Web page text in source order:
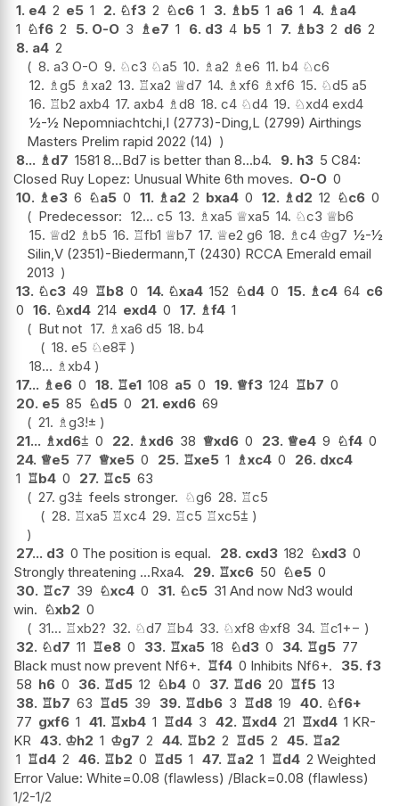
1. e4 2 e5 1 2. ♘f3 2 ♘c6 1 3. ♗ b5 1 a6 1 4. ♗ a4
1 ♘f6 2 5. O-O 3 ♗ e7 1 6. d3 4 b5 1 7. ♗ b3 2 d6 2
8. a4 2
8. a3 O-O 9. ♘c3 ♘a5 10. ♗a2 ♗e6 11. b4 ♘c6
12. ♗g5 ♗ xa2 13. ♖xa2 ♕d7 14. ♗ xf6 ♗ xf6 15. ♘d5 a5
16. ♖b2 axb4 17. axb4 ♗d8 18. c4 ♘d4 19. ♘xd4 exd4
½-½ Nepomniachtchi,I (2773)-Ding,L (2799) Airthings
Masters Prelim rapid 2022 (14)
8... ♗ d7 1581 8...Bd7 is better than 8...b4. 9. h3 5 C84:
Closed Ruy Lopez: Unusual White 6th moves. O-O 0
10. ♗ e3 6 ♘a5 0 11. ♗ a2 2 bxa4 0 12. ♗ d2 12 ♘c6 0
Predecessor: 12... c5 13. ♗ xa5 ♕xa5 14. ♘c3 ♕b6
15. ♕d2 ♗b5 16. ♖fb1 ♕b7 17. ♕e2 g6 18. ♗c4 ♔g7 ½-½
Silin,V (2351)-Biedermann,T (2430) RCCA Emerald email
2013
13. ♘c3 49 ♖b8 0 14. ♘xa4 152 ♘d4 0 15. ♗ c4 64 c6
0 16. ♘xd4 214 exd4 0 17. ♗f4 1
But not 17. ♗ xa6 d5 18. b4
18. e5 ♘e8⩱
18... ♗ xb4
17... ♗ e6 0 18. ♖e1 108 a5 0 19. ♕f3 124 ♖b7 0
20. e5 85 ♘d5 0 21. exd6 69
21. ♗g3!±
21... ♗xd6⩲ 0 22. ♗xd6 38 ♕xd6 0 23. ♕e4 9 ♘f4 0
24. ♕e5 77 ♕xe5 0 25. ♖xe5 1 ♗xc4 0 26. dxc4
1 ♖b4 0 27. ♖c5 63
27. g3⩲ feels stronger. ♘g6 28. ♖c5
28. ♖xa5 ♖xc4 29. ♖c5 ♖xc5⩲
27... d3 0 The position is equal. 28. cxd3 182 ♘xd3 0
Strongly threatening ...Rxa4.
29. ♖xc6 50 ♘e5 0
30. ♖c7 39 ♘xc4 0 31. ♘c5 31 And now Nd3 would
win. ♘xb2 0
31... ♖xb2? 32. ♘d7 ♖b4 33. ♘xf8 ♔xf8 34. ♖c1+−
32. ♘d7 11 ♖e8 0 33. ♖xa5 18 ♘d3 0 34. ♖g5 77
Black must now prevent Nf6+. ♖f4 0 Inhibits Nf6+. 35. f3
58 h6 0 36. ♖d5 12 ♘b4 0 37. ♖d6 20 ♖f5 13
38. ♖b7 63 ♖d5 39 39. ♖db6 3 ♖d8 19 40. ♘f6+
77 gxf6 1 41. ♖xb4 1 ♖d4 3 42. ♖xd4 21 ♖xd4 1 KR-
KR 43. ♔h2 1 ♔g7 2 44. ♖b2 2 ♖d5 2 45. ♖a2
1 ♖d4 2 46. ♖b2 0 ♖d5 1 47. ♖a2 1 ♖d4 2 Weighted
Error Value: White=0.08 (flawless) /Black=0.08 (flawless)
1/2-1/2